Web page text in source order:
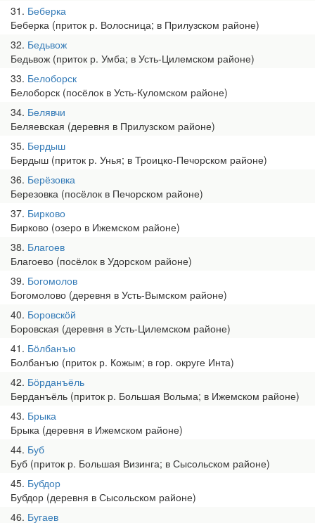
31 Беберка
Беберка (приток р. Волосница; в Прилузском районе)
32 Бедьвож
Бедьвож (приток р. Умба; в Усть-Цилемском районе)
33 Белоборск
Белоборск (посёлок в Усть-Куломском районе)
34 Белявчи
Беляевская (деревня в Прилузском районе)
35 Бердыш
Бердыш (приток р. Унья; в Троицко-Печорском районе)
36 Берёзовка
Березовка (посёлок в Печорском районе)
37 Бирково
Бирково (озеро в Ижемском районе)
38 Благоев
Благоево (посёлок в Удорском районе)
39 Богомолов
Богомолово (деревня в Усть-Вымском районе)
40 Боровскӧй
Боровская (деревня в Усть-Цилемском районе)
41 Бӧлбанъю
Болбанъю (приток р. Кожым; в гор. округе Инта)
42 Бӧрданъёль
Берданъёль (приток р. Большая Вольма; в Ижемском районе)
43 Брыка
Брыка (деревня в Ижемском районе)
44 Буб
Буб (приток р. Большая Визинга; в Сысольском районе)
45 Бубдор
Бубдор (деревня в Сысольском районе)
46 Бугаев